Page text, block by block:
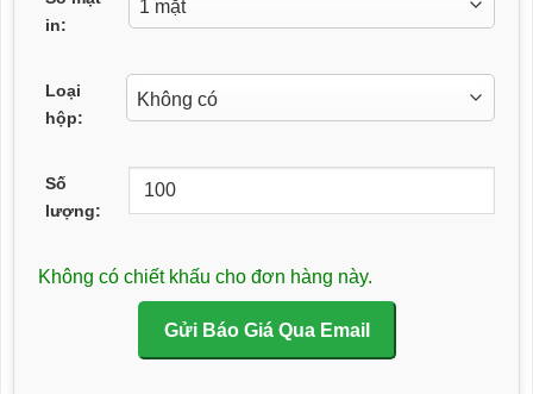
in:
Loại
hộp:
Số
lượng:
Không có chiết khấu cho đơn hàng này.
Gửi Báo Giá Qua Email